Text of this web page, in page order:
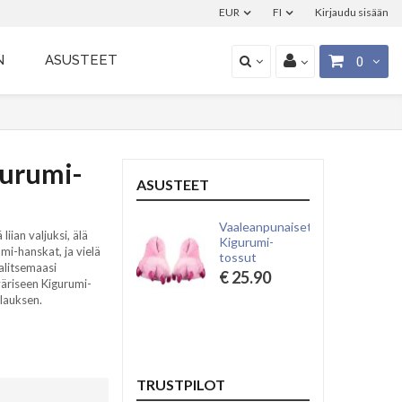
Kirjaudu sisään
FI
EUR
0
ASUSTEET
valjuksi, älä
hanskat, ja vielä
Kigurumi-
ASUSTEET
Vaaleanpunaiset
Kigurumi-
tossut
€ 25.90
TRUSTPILOT